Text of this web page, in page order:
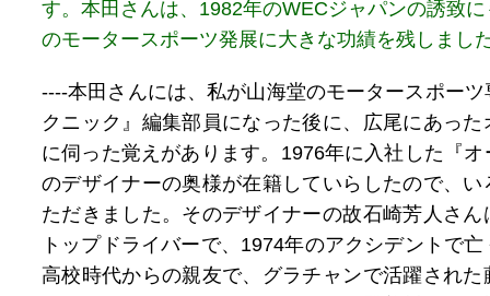
す。本田さんは、1982年のWECジャパンの誘致
のモータースポーツ発展に大きな功績を残しまし
----本田さんには、私が山海堂のモータースポー
クニック』編集部員になった後に、広尾にあっ
に伺った覚えがあります。1976年に入社した『
のデザイナーの奥様が在籍していらしたので、い
ただきました。そのデザイナーの故石崎芳人さ
トップドライバーで、1974年のアクシデントで
高校時代からの親友で、グラチャンで活躍された